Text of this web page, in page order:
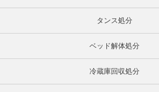
タンス処分
ベッド解体処分
冷蔵庫回収処分